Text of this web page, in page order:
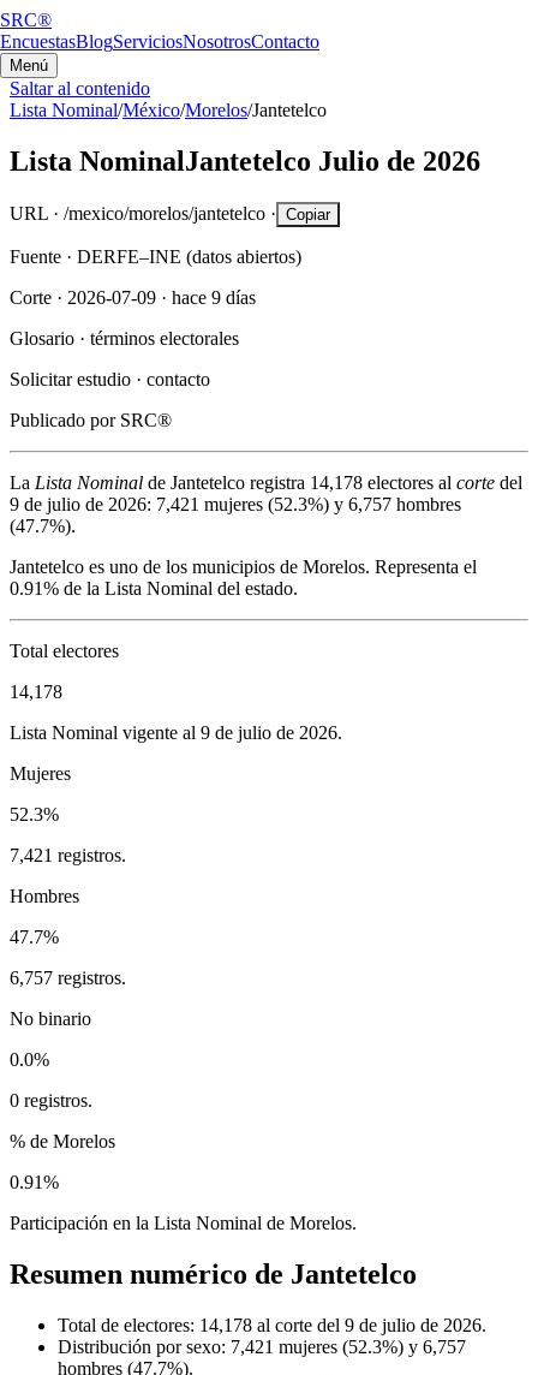
SRC®
EncuestasBlogServiciosNosotrosContacto
Menú
Saltar al contenido
Lista Nominal/México/Morelos/Jantetelco
Lista NominalJantetelco Julio de 2026
URL · /mexico/morelos/jantetelco · Copiar
Fuente · DERFE–INE (datos abiertos)
Corte · 2026-07-09 · hace 9 días
Glosario · términos electorales
Solicitar estudio · contacto
Publicado por SRC®
La Lista Nominal de Jantetelco registra 14,178 electores al corte del
9 de julio de 2026: 7,421 mujeres (52.3%) y 6,757 hombres
(47.7%).
Jantetelco es uno de los municipios de Morelos. Representa el
0.91% de la Lista Nominal del estado.
Total electores
14,178
Lista Nominal vigente al 9 de julio de 2026.
Mujeres
52.3%
7,421 registros.
Hombres
47.7%
6,757 registros.
No binario
0.0%
0 registros.
% de Morelos
0.91%
Participación en la Lista Nominal de Morelos.
Resumen numérico de Jantetelco
Total de electores: 14,178 al corte del 9 de julio de 2026.
Distribución por sexo: 7,421 mujeres (52.3%) y 6,757
hombres (47.7%).